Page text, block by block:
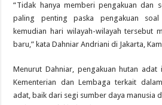
“Tidak hanya memberi pengakuan dan
paling penting paska pengakuan
kemudian hari wilayah-wilayah tersebut
baru,” kata Dahniar Andriani di Jakarta,
Menurut Dahniar, pengakuan hutan
Kementerian dan Lembaga terkait
adat, baik dari segi sumber daya manusia